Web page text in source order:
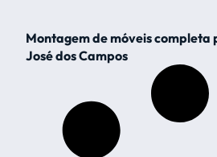
Montagem de móveis completa
José dos Campos